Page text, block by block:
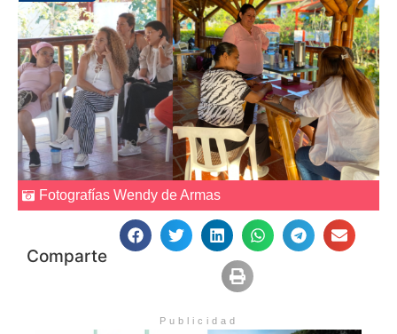
Fotografías Wendy de Armas
Comparte
Publicidad